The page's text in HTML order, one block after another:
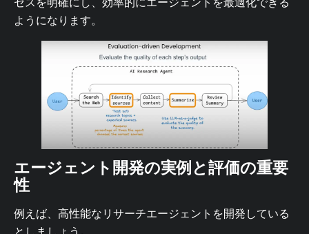
ようになります。
エージェント開発の実例と評価の重要
性
例えば、高性能なリサーチエージェントを開発している